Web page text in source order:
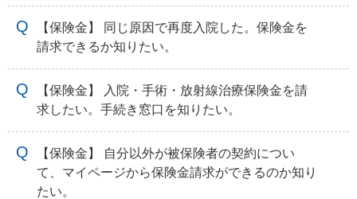
【保険金】 同じ原因で再度入院した。保険金を
請求できるか知りたい。
【保険金】 入院・手術・放射線治療保険金を請
求したい。手続き窓口を知りたい。
【保険金】 自分以外が被保険者の契約につい
て、マイページから保険金請求ができるのか知り
たい。